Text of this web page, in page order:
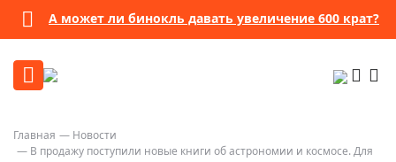
А может ли бинокль давать увеличение 600 крат?
Главная
Новости
В продажу поступили новые книги об астрономии и космосе. Для